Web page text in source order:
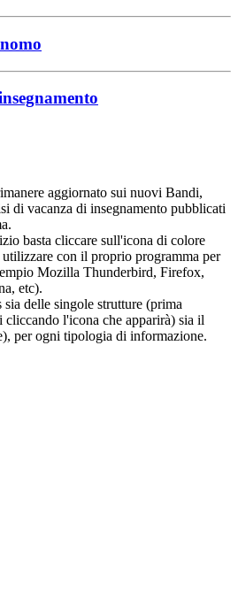
aggiornato sui nuovi Bandi,
di vacanza di insegnamento pubblicati
basta cliccare sull'icona di colore
con il proprio programma per
Mozilla Thunderbird, Firefox,
etc).
sia delle singole strutture (prima
l'icona che apparirà) sia il
per ogni tipologia di informazione.